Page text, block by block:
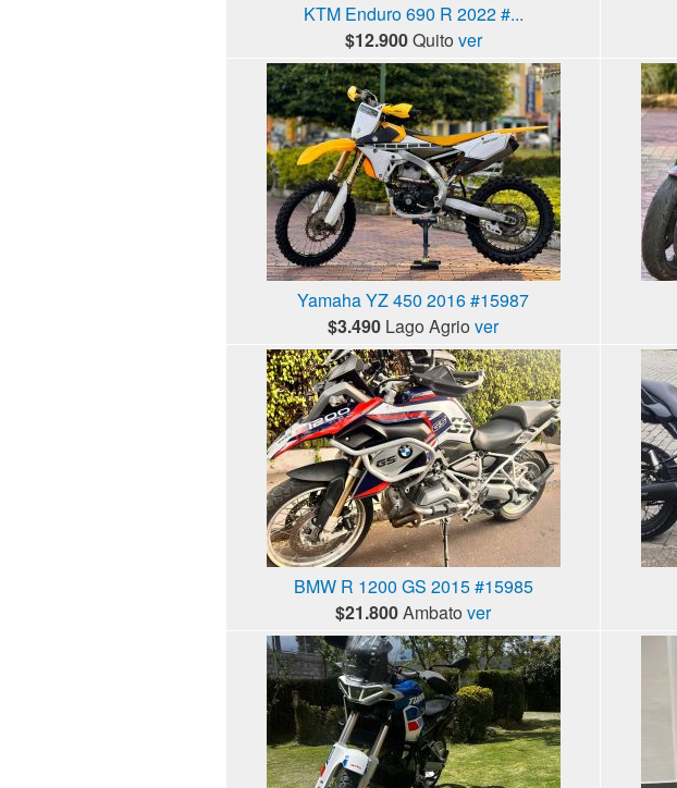
KTM Enduro 690 R 2022 #...
$12.900Quito ver
Yamaha YZ 450 2016 #15987
$3.490 Lago Agrio ver
BMW R 1200 GS 2015 #15985
$21.800Ambato ver